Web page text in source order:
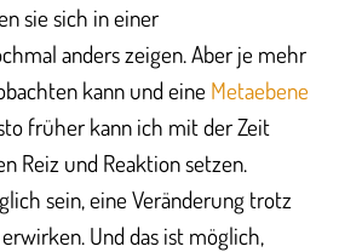
sie sich in einer
anders zeigen. Aber je mehr
kann und eine Metaebene
früher kann ich mit der Zeit
Reiz und Reaktion setzen.
sein, eine Veränderung trotz
Und das ist möglich,